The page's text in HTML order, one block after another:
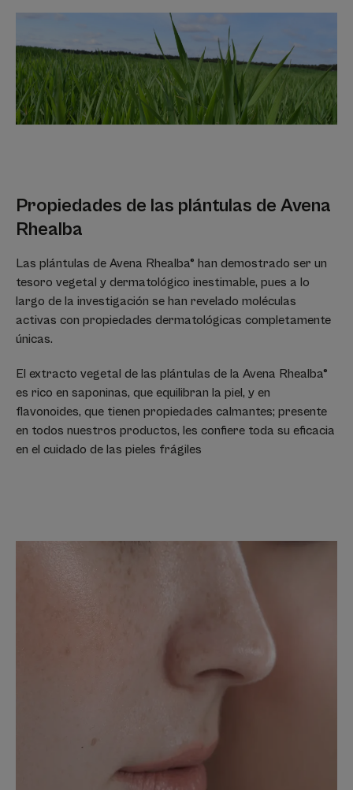
Propiedades de las plántulas de Avena
Rhealba
Las plántulas de Avena Rhealba® han demostrado ser un
tesoro vegetal y dermatológico inestimable, pues a lo
largo de la investigación se han revelado moléculas
activas con propiedades dermatológicas completamente
únicas.
El extracto vegetal de las plántulas de la Avena Rhealba®
es rico en saponinas, que equilibran la piel, y en
flavonoides, que tienen propiedades calmantes; presente
en todos nuestros productos, les confiere toda su eficacia
en el cuidado de las pieles frágiles